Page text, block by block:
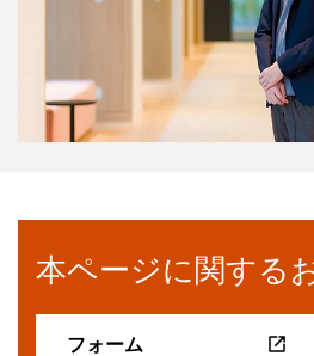
本ページに関する
フォーム